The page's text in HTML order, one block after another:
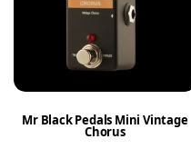
Mr Black Pedals Mini Vintage
Chorus